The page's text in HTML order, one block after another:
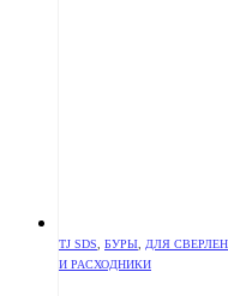
TJ SDS, БУРЫ, ДЛЯ
И РАСХОДНИКИ